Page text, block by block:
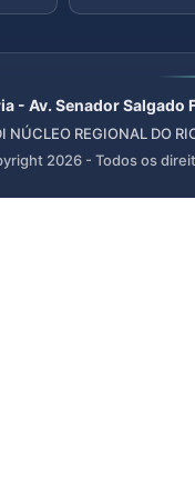
- Av. Senador
NÚCLEO REGIONAL DO
2026 - Todos os